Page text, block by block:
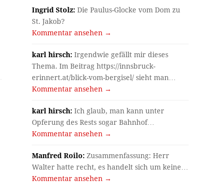
Ingrid Stolz: Die Paulus-Glocke vom Dom zu
St. Jakob?
Kommentar ansehen →
karl hirsch: Irgendwie gefällt mir dieses
Thema. Im Beitrag https://innsbruck-
erinnert.at/blick-vom-bergisel/ sieht man…
Kommentar ansehen →
karl hirsch: Ich glaub, man kann unter
Opferung des Rests sogar Bahnhof…
Kommentar ansehen →
Manfred Roilo: Zusammenfassung: Herr
Walter hatte recht, es handelt sich um keine…
Kommentar ansehen →